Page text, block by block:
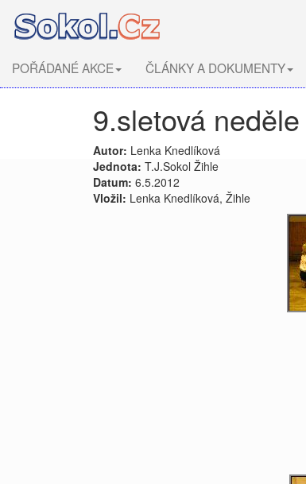
POŘÁDANÉ AKCE ČLÁNKY A DOKUMENTY
9.sletová
Autor: Lenka Knedlíková
Jednota: T.J.Sokol Žihle
Datum: 6.5.2012
Vložil: Lenka Knedlíková, Žihle